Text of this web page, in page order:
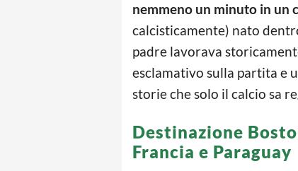
nemmeno un minuto in un
calcisticamente) nato
padre lavorava
esclamativo sulla partita e
storie che solo il calcio sa
Destinazione
Francia e Paraguay